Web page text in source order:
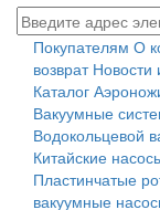
Покупателям О
возврат Новости
Каталог
Вакуумные
Водокольцевой
Китайские
Пластинчатые
вакуумные